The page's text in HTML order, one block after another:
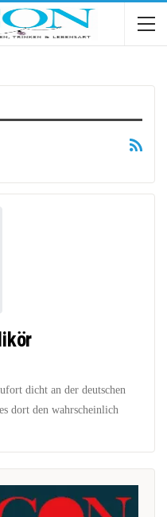
dicht an der deutschen
dort den wahrscheinlich